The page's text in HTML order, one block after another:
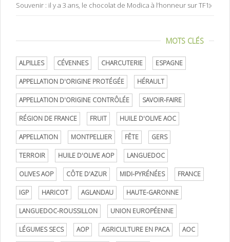
Souvenir : il y a 3 ans, le chocolat de Modica à l’honneur sur TF1
MOTS CLÉS
ALPILLES CÉVENNES CHARCUTERIE ESPAGNE
APPELLATION D'ORIGINE PROTÉGÉE HÉRAULT
APPELLATION D'ORIGINE CONTRÔLÉE SAVOIR-FAIRE
RÉGION DE FRANCE FRUIT HUILE D'OLIVE AOC
APPELLATION MONTPELLIER FÊTE GERS
TERROIR HUILE D'OLIVE AOP LANGUEDOC
OLIVES AOP CÔTE D'AZUR MIDI-PYRÉNÉES FRANCE
IGP HARICOT AGLANDAU HAUTE-GARONNE
LANGUEDOC-ROUSSILLON UNION EUROPÉENNE
LÉGUMES SECS AOP AGRICULTURE EN PACA AOC